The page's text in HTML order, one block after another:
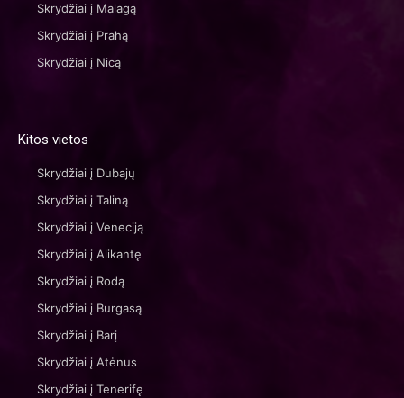
Skrydžiai į Malagą
Skrydžiai į Prahą
Skrydžiai į Nicą
Kitos vietos
Skrydžiai į Dubajų
Skrydžiai į Taliną
Skrydžiai į Veneciją
Skrydžiai į Alikantę
Skrydžiai į Rodą
Skrydžiai į Burgasą
Skrydžiai į Barį
Skrydžiai į Atėnus
Skrydžiai į Tenerifę